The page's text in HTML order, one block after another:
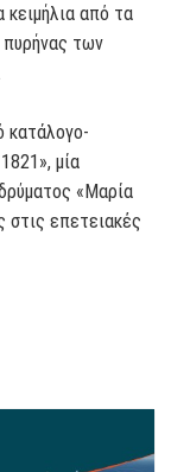
κειμήλια από τα
πυρήνας των
κατάλογο-
μία
«Μαρία
στις επετειακές